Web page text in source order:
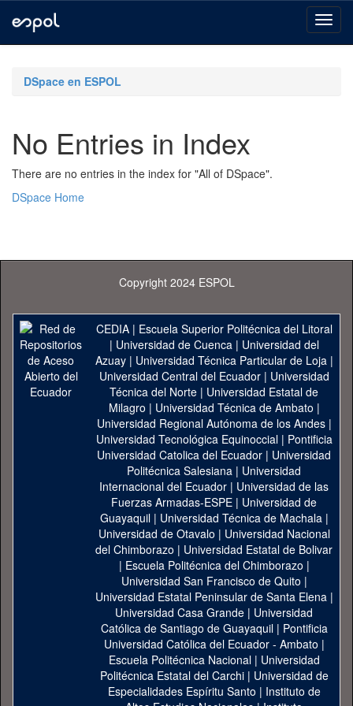
navigationDSpace en ESPOL
No Entries in Index
There are no entries in the index for "All of DSpace".
DSpace Home
Copyright 2024 ESPOL
CEDIA| Escuela Superior Politécnica del Litoral
| Universidad de Cuenca| Universidad del
Azuay| Universidad Técnica Particular de Loja|
Universidad Central del Ecuador| Universidad
Técnica del Norte | Universidad Estatal de
Milagro | Universidad Técnica de Ambato |
Universidad Regional Autónoma de los Andes|
Universidad Tecnológica Equinoccial| Pontificia
Universidad Catolica del Ecuador | Universidad
Politécnica Salesiana | Universidad
Internacional del Ecuador | Universidad de las
Fuerzas Armadas-ESPE | Universidad de
Guayaquil| Universidad Técnica de Machala|
Universidad de Otavalo | Universidad Nacional
del Chimborazo | Universidad Estatal de Bolivar
| Escuela Politécnica del Chimborazo |
Universidad San Francisco de Quito |
Universidad Estatal Peninsular de Santa Elena|
Universidad Casa Grande | Universidad
Católica de Santiago de Guayaquil| Pontificia
Universidad Católica del Ecuador - Ambato |
Escuela Politécnica Nacional| Universidad
Politécnica Estatal del Carchi| Universidad de
Especialidades Espíritu Santo | Instituto de